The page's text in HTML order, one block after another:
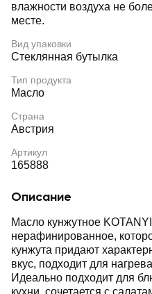
влажности воздуха не
месте.
Вид упаковки
Стеклянная бутылка
Тип продукта
Масло
Страна
Австрия
Артикул
165888
Описание
Масло кунжутное
нерафинированное, которому обжаренные
кунжута придают
вкус, подходит для нагрева, но на нем нельзя жарить.
Идеально подходит для блюд азиатской и восточной
кухни, сочетается с салатами,